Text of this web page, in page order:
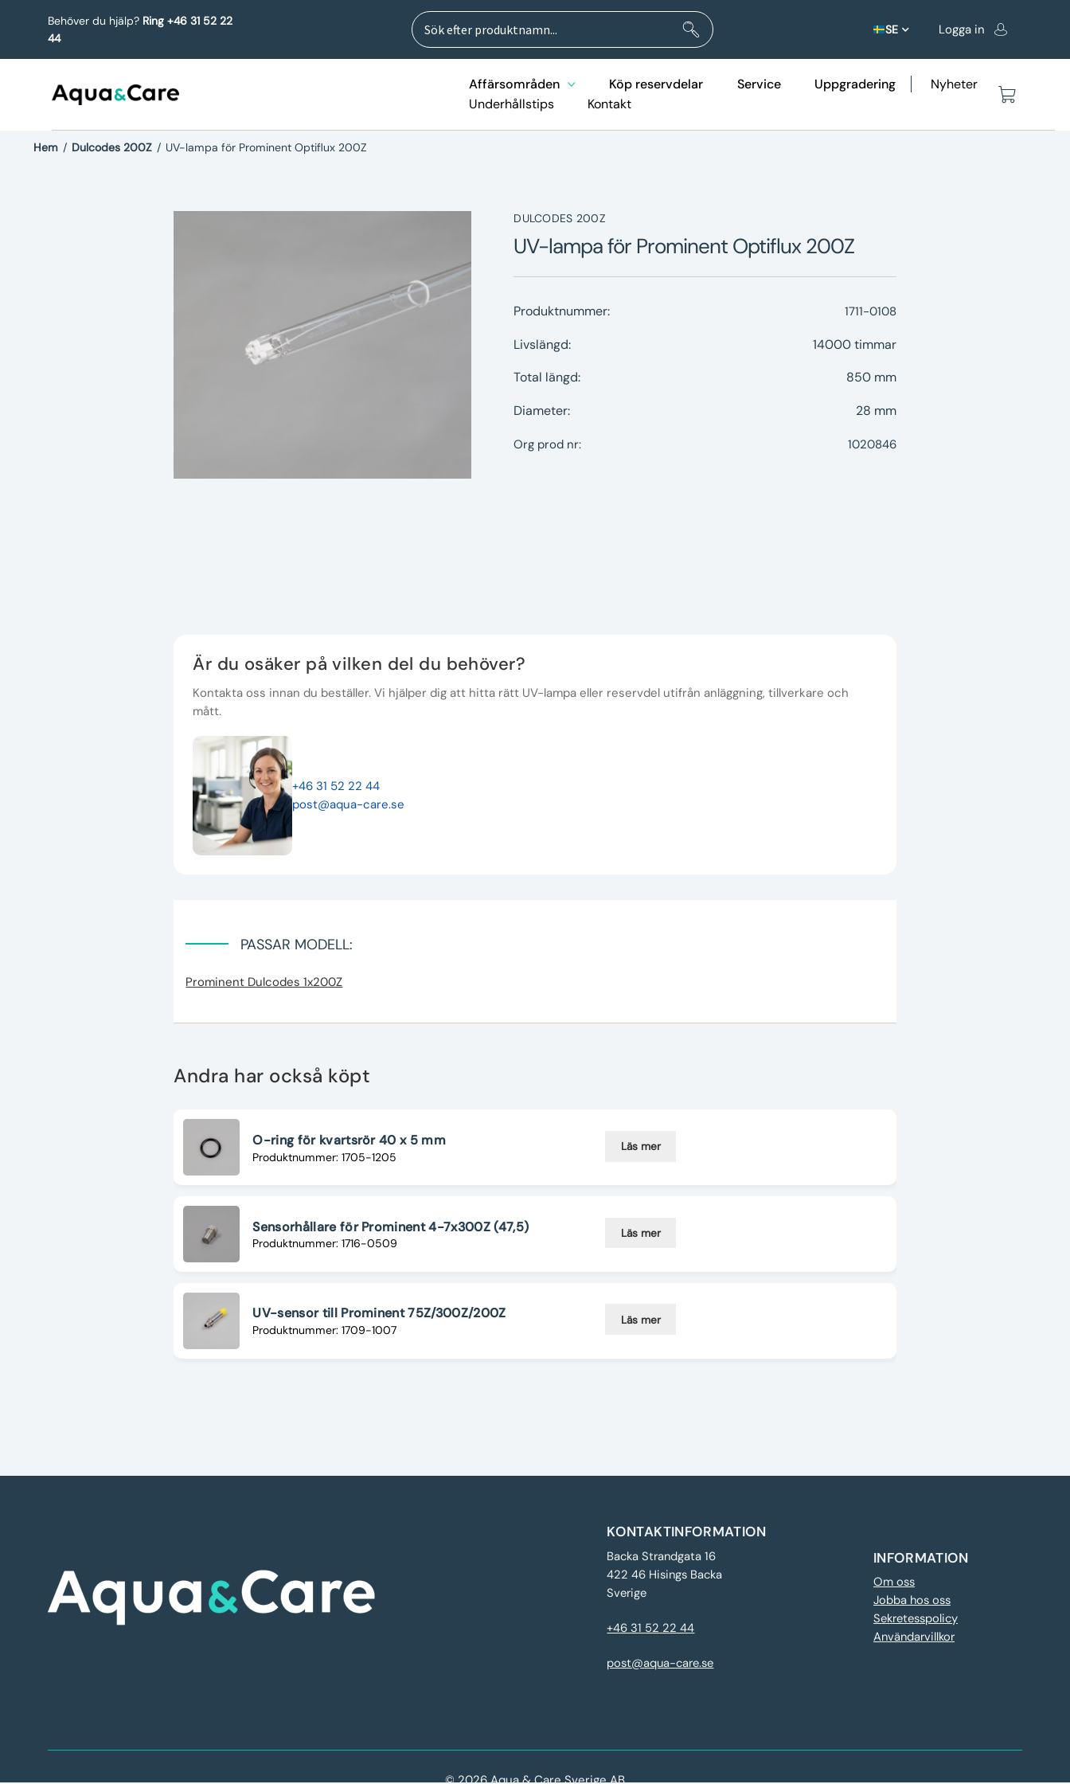
Behöver du hjälp? Ring +46 31 52 22
44
Sök
efter:
Sök
SE Logga in
Affärsområden Köp reservdelar Service Uppgradering
Nyheter
Underhållstips
Kontakt
Hem / Dulcodes 200Z / UV-lampa för Prominent Optiflux 200Z
DULCODES 200Z
UV-lampa för Prominent Optiflux 200Z
Produktnummer: 1711-0108
Livslängd:
14000 timmar
Total längd:
850 mm
Diameter:
28 mm
Org prod nr: 1020846
Är du osäker på vilken del du behöver?
Kontakta oss innan du beställer. Vi hjälper dig att hitta rätt UV-lampa eller reservdel utifrån anläggning, tillverkare och
mått.
+46 31 52 22 44
post@aqua-care.se
PASSAR MODELL:
Prominent Dulcodes 1x200Z
Andra har också köpt
O-ring för kvartsrör 40 x 5 mm
Produktnummer: 1705-1205
Läs mer
Sensorhållare för Prominent 4-7x300Z (47,5)
Produktnummer: 1716-0509
Läs mer
UV-sensor till Prominent 75Z/300Z/200Z
Produktnummer: 1709-1007
Läs mer
KONTAKTINFORMATION
Backa Strandgata 16
422 46 Hisings Backa
Sverige
+46 31 52 22 44
post@aqua-care.se
INFORMATION
Om oss
Jobba hos oss
Sekretesspolicy
Användarvillkor
© 2026 Aqua & Care Sverige AB